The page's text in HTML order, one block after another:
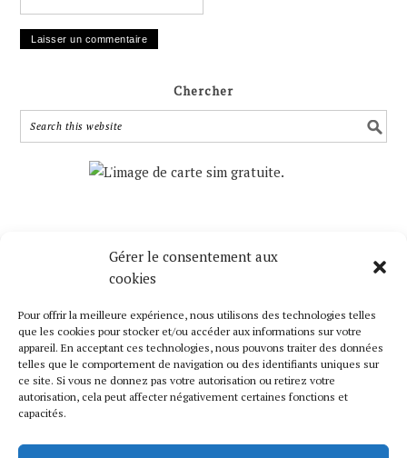
Gérer le consentement aux
cookies
Pour offrir la meilleure expérience, nous utilisons des technologies telles
que les cookies pour stocker et/ou accéder aux informations sur votre
appareil. En acceptant ces technologies, nous pouvons traiter des données
telles que le comportement de navigation ou des identifiants uniques sur
ce site. Si vous ne donnez pas votre autorisation ou retirez votre
autorisation, cela peut affecter négativement certaines fonctions et
capacités.
Chercher
Mise à Jour Cartes SIMS Gratuites
cartes SIMS gratuites. Suivez-nous pour se tenir au
courant.
Liens Utiles